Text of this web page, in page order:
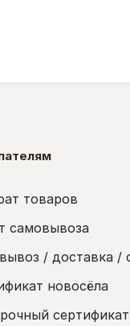
товаров
самовывоза
/ доставка /
новосёла
сертификат